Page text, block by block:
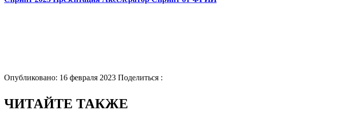
Опубликовано: 16 февраля 2023 Поделиться :
ЧИТАЙТЕ ТАКЖЕ